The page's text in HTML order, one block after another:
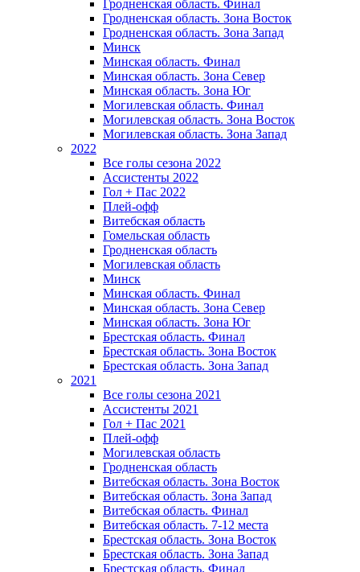
Гродненская область. Финал
Гродненская область. Зона Восток
Гродненская область. Зона Запад
Минск
Минская область. Финал
Минская область. Зона Север
Минская область. Зона Юг
Могилевская область. Финал
Могилевская область. Зона Восток
Могилевская область. Зона Запад
2022
Все голы сезона 2022
Ассистенты 2022
Гол + Пас 2022
Плей-офф
Витебская область
Гомельская область
Гродненская область
Могилевская область
Минск
Mинская область. Финал
Минская область. Зона Север
Минская область. Зона Юг
Брестская область. Финал
Брестская область. Зона Восток
Брестская область. Зона Запад
2021
Все голы сезона 2021
Ассистенты 2021
Гол + Пас 2021
Плей-офф
Могилевская область
Гродненская область
Витебская область. Зона Восток
Витебская область. Зона Запад
Витебская область. Финал
Витебская область. 7-12 места
Брестская область. Зона Восток
Брестская область. Зона Запад
Брестская область. Финал